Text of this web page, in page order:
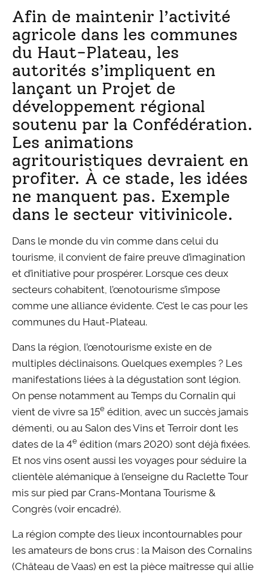
Afin de maintenir l’activité
agricole dans les communes
du Haut-Plateau, les
autorités s’impliquent en
lançant un Projet de
développement régional
soutenu par la Confédération.
Les animations
agritouristiques devraient en
profiter. À ce stade, les idées
ne manquent pas. Exemple
dans le secteur vitivinicole.
Dans le monde du vin comme dans celui du
tourisme, il convient de faire preuve d’imagination
et d’initiative pour prospérer. Lorsque ces deux
secteurs cohabitent, l’œnotourisme s’impose
comme une alliance évidente. C’est le cas pour les
communes du Haut-Plateau.
Dans la région, l’œnotourisme existe en de
multiples déclinaisons. Quelques exemples ? Les
manifestations liées à la dégustation sont légion.
On pense notamment au Temps du Cornalin qui
vient de vivre sa 15e édition, avec un succès jamais
démenti, ou au Salon des Vins et Terroir dont les
dates de la 4e édition (mars 2020) sont déjà fixées.
Et nos vins osent aussi les voyages pour séduire la
clientèle alémanique à l’enseigne du Raclette Tour
mis sur pied par Crans-Montana Tourisme &
Congrès (voir encadré).
La région compte des lieux incontournables pour
les amateurs de bons crus : la Maison des Cornalins
(Château de Vaas) en est la pièce maîtresse qui allie